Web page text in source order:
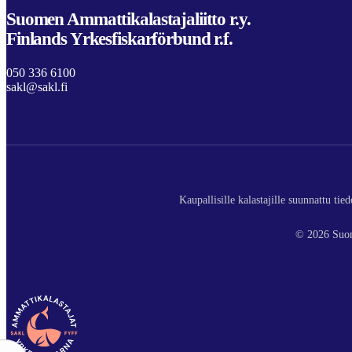
Suomen Ammattikalastajaliitto r.y.
Finlands Yrkesfiskarförbund r.f.
050 336 6100
sakl@sakl.fi
Kaupallisille kalastajille suunnattu
© 2026